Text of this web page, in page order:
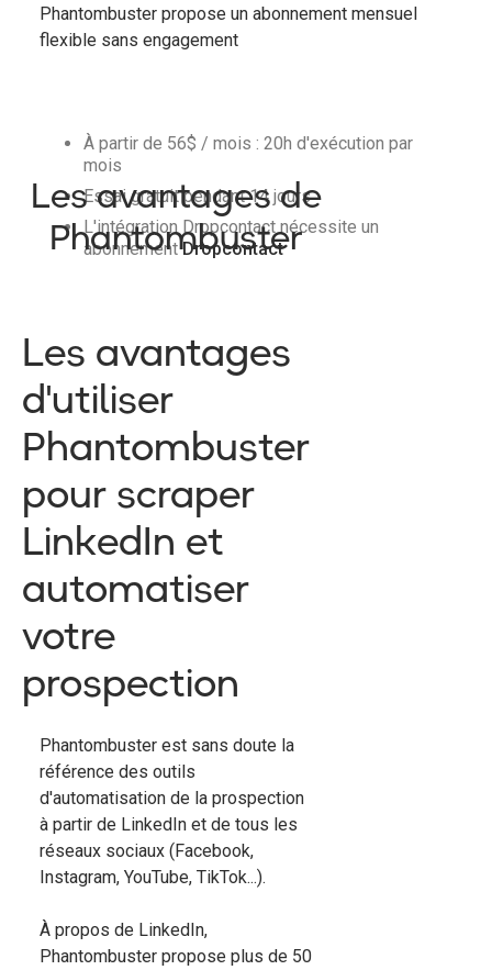
Phantombuster propose un abonnement mensuel
flexible sans engagement
À partir de 56$ / mois : 20h d'exécution par
mois
Essai gratuit pendant 14 jours
L'intégration Dropcontact nécessite un
abonnementDropcontact
Les avantages de
Phantombuster
Les avantages
d'utiliser
Phantombuster
pour scraper
LinkedIn et
automatiser
votre
prospection
Phantombuster est sans doute la
référence des outils
d'automatisation de la prospection
à partir de LinkedIn et de tous les
réseaux sociaux (Facebook,
Instagram, YouTube, TikTok...).
À propos de LinkedIn,
Phantombuster propose plus de 50